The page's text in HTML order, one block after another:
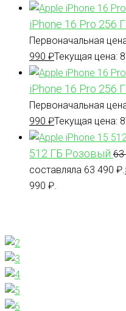
iPhone 16 Pro 256
Первоначальная
990 ₽Текущая цена:
iPhone 16 Pro 256
Первоначальная
990 ₽Текущая цена:
512 ГБ Розовый
составляла 63 490 ₽.
990 ₽.